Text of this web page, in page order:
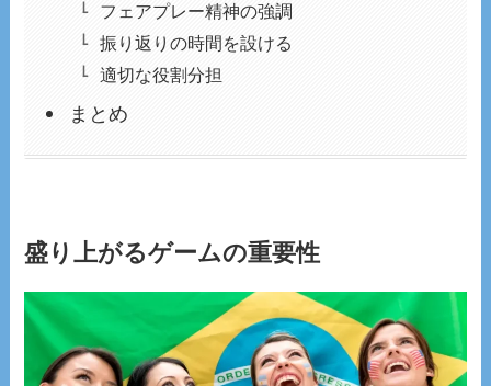
フェアプレー精神の強調
振り返りの時間を設ける
適切な役割分担
まとめ
盛り上がるゲームの重要性